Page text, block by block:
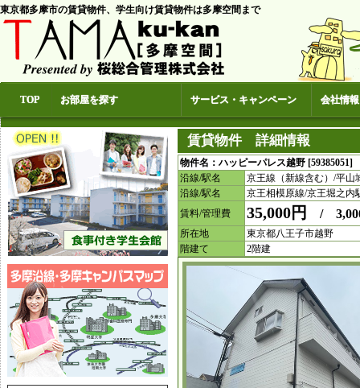
東京都多摩市の賃貸物件、学生向け賃貸物件は多摩空間まで
TOP お部屋を探す サービス・キャンペーン 会社情報
賃貸物件 詳細情報
物件名：ハッピーパレス越野
沿線/駅名
京王線（新線含む）/平山
沿線/駅名
京王相模原線/京王堀之内
賃料/管理費
35,000円 /
所在地
東京都八王子市越野
階建て
2階建